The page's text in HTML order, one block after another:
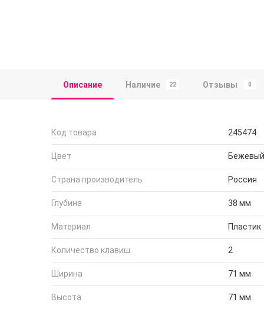
Описание Наличие 22 Отзывы 0
Код товара 245474
Цвет Бежевый
Страна производитель Россия
Глубина 38 мм
Материал Пластик
Количество клавиш 2
Ширина 71 мм
Высота 71 мм